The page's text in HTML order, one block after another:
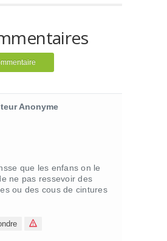
Anonyme
que les enfans on le
ne pas ressevoir des
ou des cous de cintures